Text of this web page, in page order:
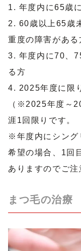
1. 年度内に65歳
2. 60歳以上65歳
重度の障害がある
3. 年度内に70、
る方
4. 2025年度に限
（※2025年度～
涯1回限りです。
※年度内にシング
希望の場合、1回
ありますのでご注
まつ毛の治療